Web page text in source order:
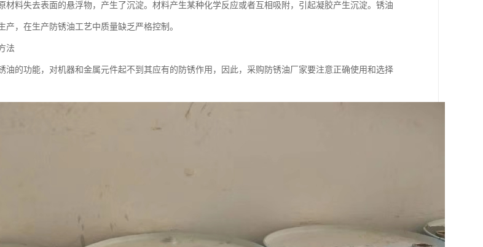
材料失去表面的悬浮物，产生了沉淀。材料产生某种化学反应或者互相吸附，引起凝胶产生沉淀。锈油
产，在生产防锈油工艺中质量缺乏严格控制。
法
油的功能，对机器和金属元件起不到其应有的防锈作用，因此，采购防锈油厂家要注意正确使用和选择